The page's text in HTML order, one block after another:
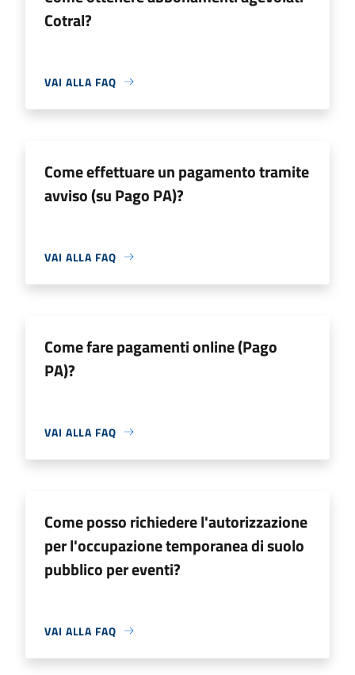
Cotral?
VAI ALLA FAQ
Come effettuare un pagamento tramite
avviso (su Pago PA)?
VAI ALLA FAQ
Come fare pagamenti online (Pago
PA)?
VAI ALLA FAQ
Come posso richiedere l'autorizzazione
per l'occupazione temporanea di suolo
pubblico per eventi?
VAI ALLA FAQ